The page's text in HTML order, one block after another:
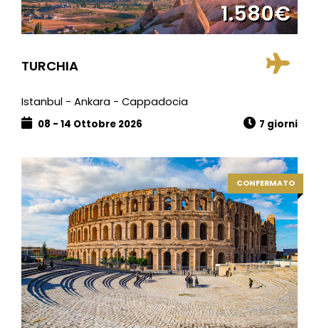
1.580€
TURCHIA
Istanbul - Ankara - Cappadocia
08 - 14 Ottobre 2026 7 giorni
CONFERMATO